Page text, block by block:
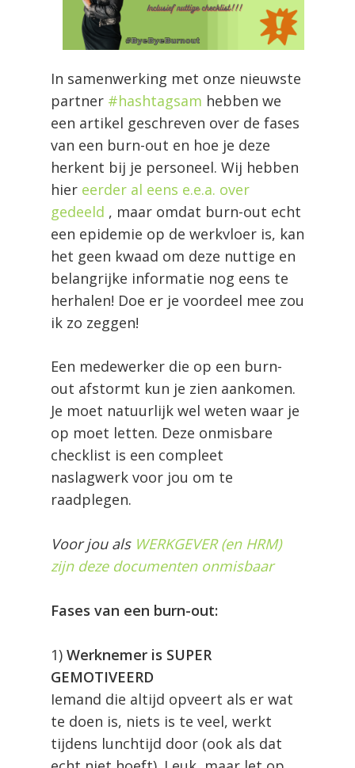
In samenwerking met onze nieuwste
partner #hashtagsam hebben we
een artikel geschreven over de fases
van een burn-out en hoe je deze
herkent bij je personeel. Wij hebben
hier eerder al eens e.e.a. over
gedeeld , maar omdat burn-out echt
een epidemie op de werkvloer is, kan
het geen kwaad om deze nuttige en
belangrijke informatie nog eens te
herhalen! Doe er je voordeel mee zou
ik zo zeggen!
Een medewerker die op een burn-
out afstormt kun je zien aankomen.
Je moet natuurlijk wel weten waar je
op moet letten. Deze onmisbare
checklist is een compleet
naslagwerk voor jou om te
raadplegen.
Voor jou als WERKGEVER (en HRM)
zijn deze documenten onmisbaar
Fases van een burn-out:
1) Werknemer is SUPER
GEMOTIVEERD
Iemand die altijd opveert als er wat
te doen is, niets is te veel, werkt
tijdens lunchtijd door (ook als dat